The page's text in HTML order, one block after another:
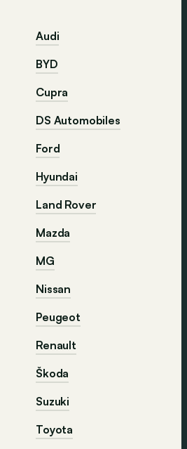
Audi
BYD
Cupra
DS Automobiles
Ford
Hyundai
Land Rover
Mazda
MG
Nissan
Peugeot
Renault
Škoda
Suzuki
Toyota